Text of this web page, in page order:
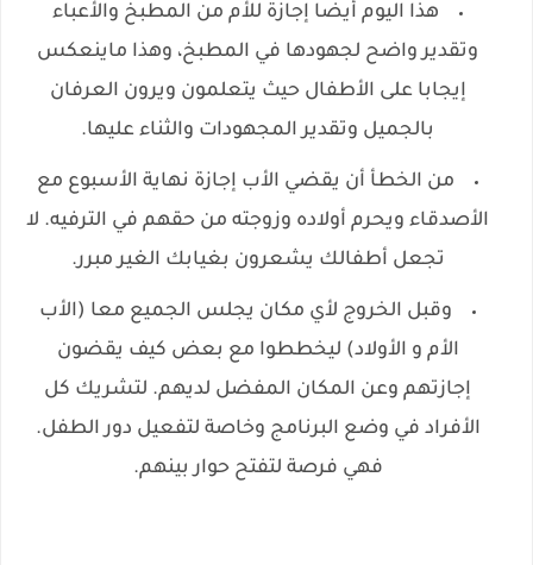
هذا اليوم أيضا إجازة للأم من المطبخ والأعباء
وتقدير واضح لجهودها في المطبخ، وهذا ماينعكس
إيجابا على الأطفال حيث يتعلمون ويرون العرفان
بالجميل وتقدير المجهودات والثناء عليها.
من الخطأ أن يقضي الأب إجازة نهاية الأسبوع مع
الأصدقاء ويحرم أولاده وزوجته من حقهم في الترفيه. لا
تجعل أطفالك يشعرون بغيابك الغير مبرر.
وقبل الخروج لأي مكان يجلس الجميع معا (الأب
الأم و الأولاد) ليخططوا مع بعض كيف يقضون
إجازتهم وعن المكان المفضل لديهم. لتشريك كل
الأفراد في وضع البرنامج وخاصة لتفعيل دور الطفل.
فهي فرصة لتفتح حوار بينهم.